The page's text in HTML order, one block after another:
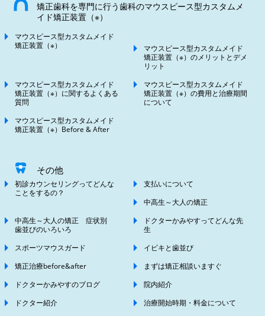
矯正歯科を専門に行う歯科のマウスピース型カスタムメ
イド矯正装置（※）
マウスピース型カスタムメイド
矯正装置（※）
マウスピース型カスタムメイド
矯正装置（※）のメリットとデメ
リット
マウスピース型カスタムメイド
矯正装置（※）に関するよくある
質問
マウスピース型カスタムメイド
矯正装置（※）の費用と治療期間
について
マウスピース型カスタムメイド
矯正装置（※）Before & After
その他
初診カウンセリングってどんな
ことをするの？
支払いについて
中高生～大人の矯正
中高生～大人の矯正 症状別
歯並びのいろいろ
ドクターかみやすってどんな先
生
スポーツマウスガード
イビキと歯並び
矯正治療before&after
まずは矯正相談いますぐ
ドクターかみやすのブログ
院内紹介
ドクター紹介
治療開始時期・料金について